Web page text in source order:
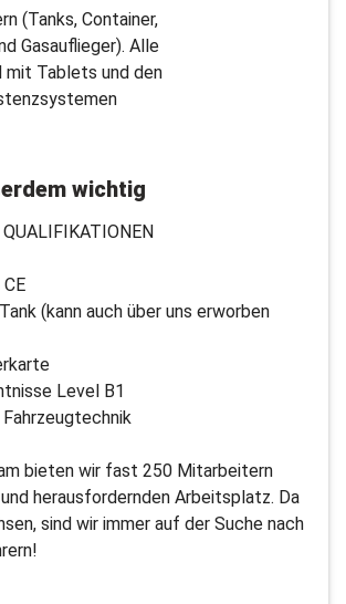
(Tanks, Container,
Gasauflieger). Alle
mit Tablets und den
wichtig
(kann auch über uns erworben
Level B1
bieten wir fast 250 Mitarbeitern
herausfordernden Arbeitsplatz. Da
sind wir immer auf der Suche nach